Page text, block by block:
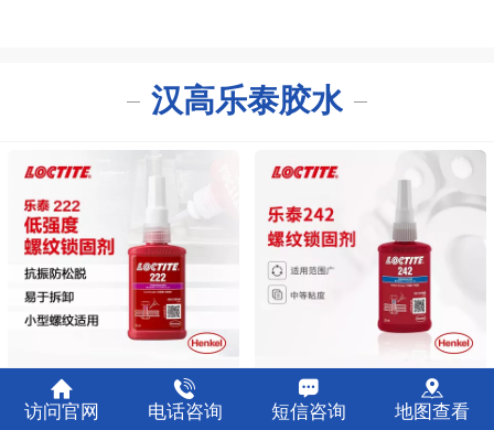
汉高乐泰胶水
乐泰222螺纹胶 乐泰242螺纹胶
访问官网 电话咨询 短信咨询 地图查看